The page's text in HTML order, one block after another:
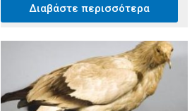
Διαβάστε περισσότερα